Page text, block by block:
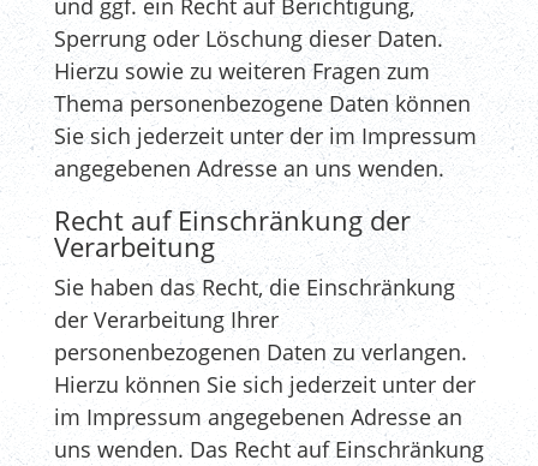
und ggf. ein Recht auf Berichtigung,
Sperrung oder Löschung dieser Daten.
Hierzu sowie zu weiteren Fragen zum
Thema personenbezogene Daten können
Sie sich jederzeit unter der im Impressum
angegebenen Adresse an uns wenden.
Recht auf Einschränkung der
Verarbeitung
Sie haben das Recht, die Einschränkung
der Verarbeitung Ihrer
personenbezogenen Daten zu verlangen.
Hierzu können Sie sich jederzeit unter der
im Impressum angegebenen Adresse an
uns wenden. Das Recht auf Einschränkung